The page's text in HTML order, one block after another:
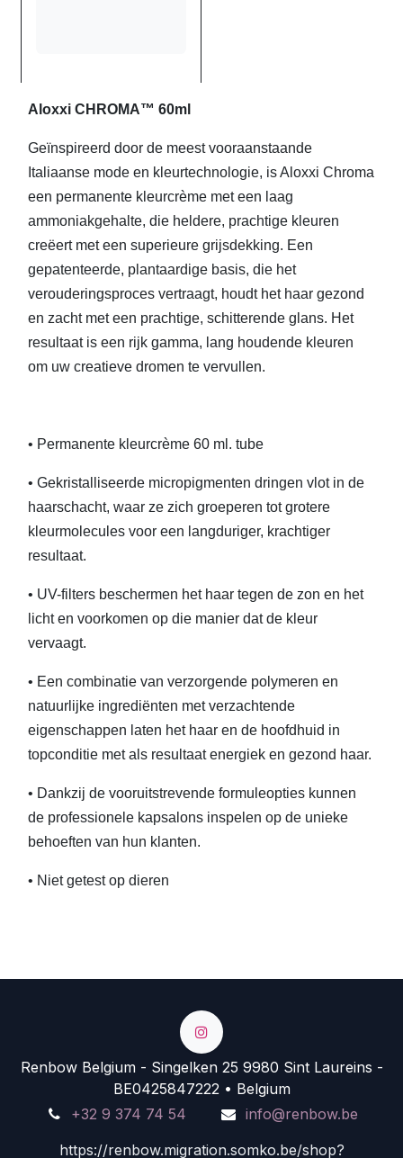
Aloxxi CHROMA™ 60ml
Geïnspireerd door de meest vooraanstaande
Italiaanse mode en kleurtechnologie, is Aloxxi Chroma
een permanente kleurcrème met een laag
ammoniakgehalte, die heldere, prachtige kleuren
creëert met een superieure grijsdekking. Een
gepatenteerde, plantaardige basis, die het
verouderingsproces vertraagt, houdt het haar gezond
en zacht met een prachtige, schitterende glans. Het
resultaat is een rijk gamma, lang houdende kleuren
om uw creatieve dromen te vervullen.
• Permanente kleurcrème 60 ml. tube
• Gekristalliseerde micropigmenten dringen vlot in de
haarschacht, waar ze zich groeperen tot grotere
kleurmolecules voor een langduriger, krachtiger
resultaat.
• UV-filters beschermen het haar tegen de zon en het
licht en voorkomen op die manier dat de kleur
vervaagt.
• Een combinatie van verzorgende polymeren en
natuurlijke ingrediënten met verzachtende
eigenschappen laten het haar en de hoofdhuid in
topconditie met als resultaat energiek en gezond haar.
• Dankzij de vooruitstrevende formuleopties kunnen
de professionele kapsalons inspelen op de unieke
behoeften van hun klanten.
• Niet getest op dieren
Renbow Belgium - Singelken 25 9980 Sint Laureins -
BE0425847222 • Belgium
+32 9 374 74 54
info@renbow.be
https://renbow.migration.somko.be/shop?